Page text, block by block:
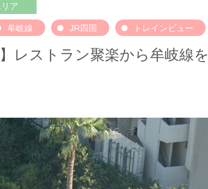
ア
牟岐線 JR四国 トレインビュー
レストラン聚楽から牟岐線を